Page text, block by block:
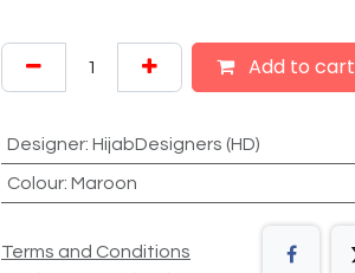
Add to cart
Designer: HijabDesigners (HD)
Colour: Maroon
Terms and Conditions